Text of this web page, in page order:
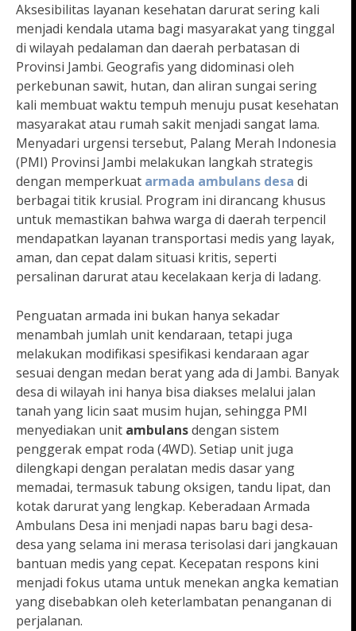
Aksesibilitas layanan kesehatan darurat sering kali
menjadi kendala utama bagi masyarakat yang tinggal
di wilayah pedalaman dan daerah perbatasan di
Provinsi Jambi. Geografis yang didominasi oleh
perkebunan sawit, hutan, dan aliran sungai sering
kali membuat waktu tempuh menuju pusat kesehatan
masyarakat atau rumah sakit menjadi sangat lama.
Menyadari urgensi tersebut, Palang Merah Indonesia
(PMI) Provinsi Jambi melakukan langkah strategis
dengan memperkuat armada ambulans desa di
berbagai titik krusial. Program ini dirancang khusus
untuk memastikan bahwa warga di daerah terpencil
mendapatkan layanan transportasi medis yang layak,
aman, dan cepat dalam situasi kritis, seperti
persalinan darurat atau kecelakaan kerja di ladang.
Penguatan armada ini bukan hanya sekadar
menambah jumlah unit kendaraan, tetapi juga
melakukan modifikasi spesifikasi kendaraan agar
sesuai dengan medan berat yang ada di Jambi. Banyak
desa di wilayah ini hanya bisa diakses melalui jalan
tanah yang licin saat musim hujan, sehingga PMI
menyediakan unit ambulansdengan sistem
penggerak empat roda (4WD). Setiap unit juga
dilengkapi dengan peralatan medis dasar yang
memadai, termasuk tabung oksigen, tandu lipat, dan
kotak darurat yang lengkap. Keberadaan Armada
Ambulans Desa ini menjadi napas baru bagi desa-
desa yang selama ini merasa terisolasi dari jangkauan
bantuan medis yang cepat. Kecepatan respons kini
menjadi fokus utama untuk menekan angka kematian
yang disebabkan oleh keterlambatan penanganan di
perjalanan.